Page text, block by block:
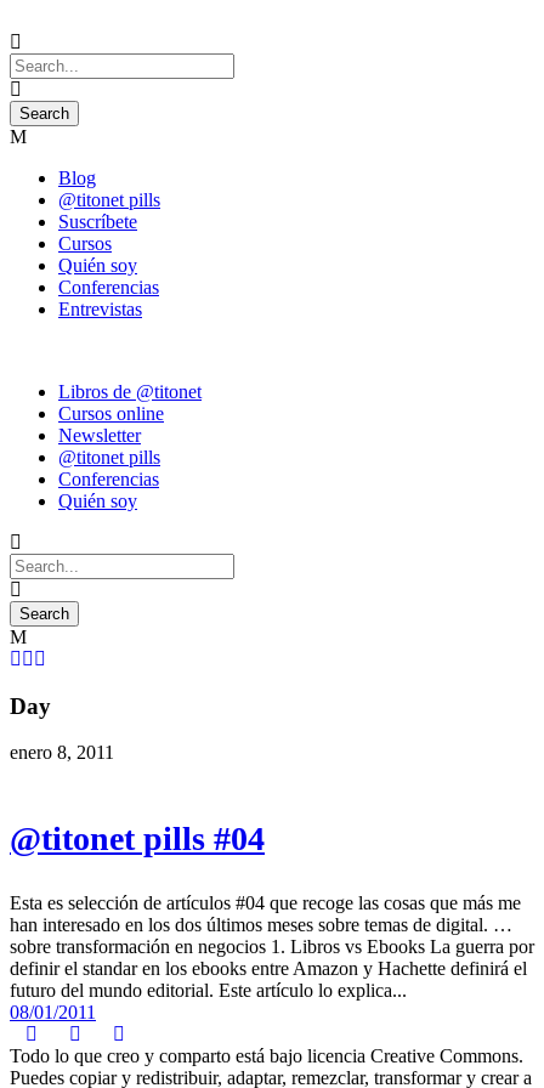
Blog
@titonet pills
Suscríbete
Cursos
Quién soy
Conferencias
Entrevistas
Libros de @titonet
Cursos online
Newsletter
@titonet pills
Conferencias
Quién soy
Day
enero 8, 2011
@titonet pills #04
Esta es selección de artículos #04 que recoge las cosas que más me
han interesado en los dos últimos meses sobre temas de digital. …
sobre transformación en negocios 1. Libros vs Ebooks La guerra por
definir el standar en los ebooks entre Amazon y Hachette definirá el
futuro del mundo editorial. Este artículo lo explica...
08/01/2011
Todo lo que creo y comparto está bajo licencia Creative Commons.
Puedes copiar y redistribuir, adaptar, remezclar, transformar y crear a